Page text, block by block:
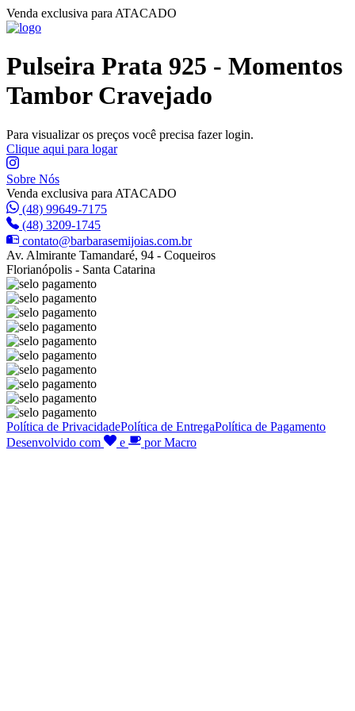
Venda exclusiva para ATACADO
Pulseira Prata 925 - Momentos
Tambor Cravejado
Para visualizar os preços você precisa fazer login.
Clique aqui para logar
Sobre Nós
Venda exclusiva para ATACADO
(48) 99649-7175
(48) 3209-1745
contato@barbarasemijoias.com.br
Av. Almirante Tamandaré, 94 - Coqueiros
Florianópolis - Santa Catarina
Política de PrivacidadePolítica de EntregaPolítica de Pagamento
Desenvolvido com
e por Macro